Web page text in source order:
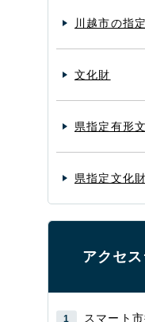
川越市の指
文化財
県指定有形
県指定文化財
アクセ
スマート